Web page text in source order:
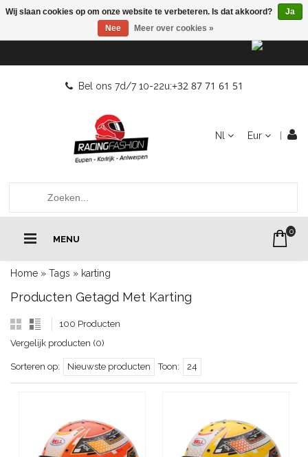
Bel ons 7d/7 10-22u:+32 87 71 61 51
Nl Eur
MENU
0
Home » Tags » karting
Producten Getagd Met Karting
100 Producten
Vergelijk producten (0)
Sorteren op: Nieuwste producten Toon: 24
Wij slaan cookies op om onze website te verbeteren. Is dat akkoord?
Ja
Nee
Meer over cookies »